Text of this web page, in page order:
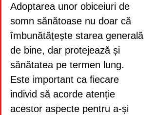
Adoptarea unor obiceiuri de
somn sănătoase nu doar că
îmbunătățește starea generală
de bine, dar protejează și
sănătatea pe termen lung.
Este important ca fiecare
individ să acorde atenție
acestor aspecte pentru a-și